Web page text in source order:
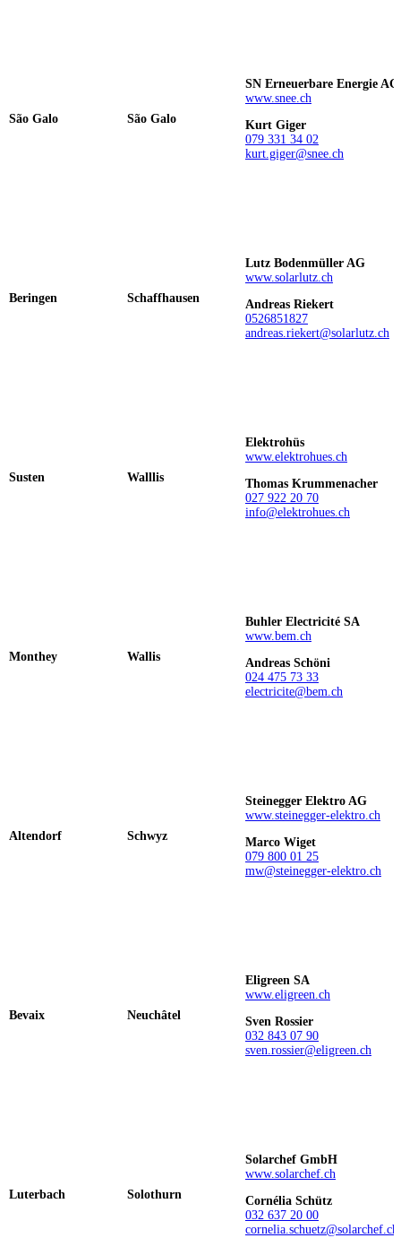
São Galo São Galo
SN Erneuerbare Energie AG
www.snee.ch
Kurt Giger
079 331 34 02
kurt.giger@snee.ch
Beringen Schaffhausen
Lutz Bodenmüller AG
www.solarlutz.ch
Andreas Riekert
0526851827
andreas.riekert@solarlutz.ch
Susten Walllis
Elektrohüs
www.elektrohues.ch
Thomas Krummenacher
027 922 20 70
info@elektrohues.ch
Monthey Wallis
Buhler Electricité SA
www.bem.ch
Andreas Schöni
024 475 73 33
electricite@bem.ch
Altendorf Schwyz
Steinegger Elektro AG
www.steinegger-elektro.ch
Marco Wiget
079 800 01 25
mw@steinegger-elektro.ch
Bevaix Neuchâtel
Eligreen SA
www.eligreen.ch
Sven Rossier
032 843 07 90
sven.rossier@eligreen.ch
Luterbach Solothurn
Solarchef GmbH
www.solarchef.ch
Cornélia Schütz
032 637 20 00
cornelia.schuetz@solarchef.ch